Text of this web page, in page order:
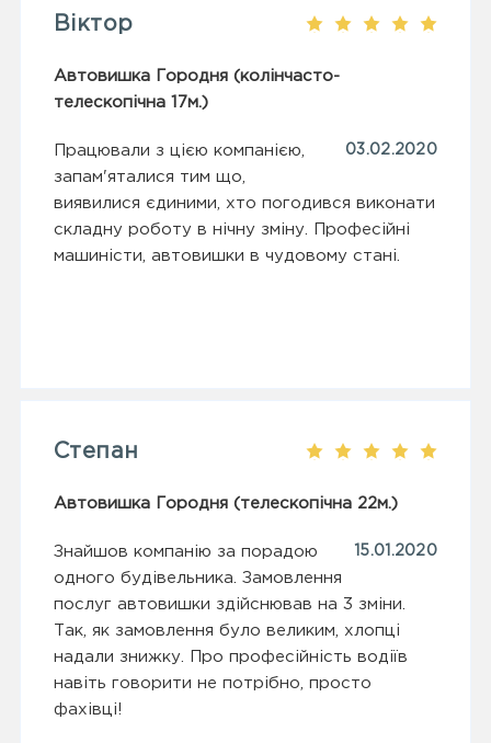
Віктор
Автовишка Городня (колінчасто-
телескопічна 17м.)
03.02.2020
Працювали з цією компанією,
запам'яталися тим що,
виявилися єдиними, хто погодився виконати
складну роботу в нічну зміну. Професійні
машиністи, автовишки в чудовому стані.
Степан
Автовишка Городня (телескопічна 22м.)
15.01.2020
Знайшов компанію за порадою
одного будівельника. Замовлення
послуг автовишки здійснював на 3 зміни.
Так, як замовлення було великим, хлопці
надали знижку. Про професійність водіїв
навіть говорити не потрібно, просто
фахівці!